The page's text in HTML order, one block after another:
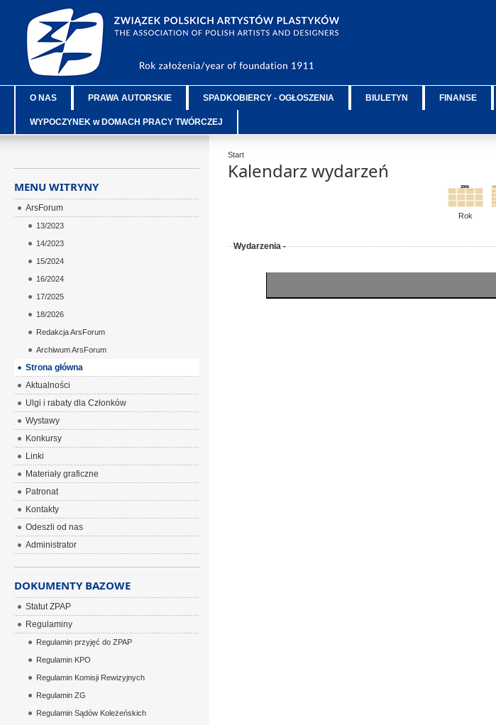
O NAS PRAWA AUTORSKIE SPADKOBIERCY - OGŁOSZENIA BIULETYN FINANSE
WYPOCZYNEK w DOMACH PRACY TWÓRCZEJ
Start
Kalendarz wydarzeń
Rok
Wydarzenia -
MENU WITRYNY
ArsForum
13/2023
14/2023
15/2024
16/2024
17/2025
18/2026
Redakcja ArsForum
Archiwum ArsForum
Strona główna
Aktualności
Ulgi i rabaty dla Członków
Wystawy
Konkursy
Linki
Materiały graficzne
Patronat
Kontakty
Odeszli od nas
Administrator
DOKUMENTY BAZOWE
Statut ZPAP
Regulaminy
Regulamin przyjęć do ZPAP
Regulamin KPO
Regulamin Komisji Rewizyjnych
Regulamin ZG
Regulamin Sądów Koleżeńskich